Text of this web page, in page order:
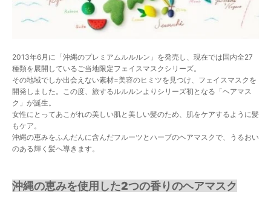
2013年6月に「沖縄のプレミアムルルルン」を発売し、現在では国内全27
種類を展開しているご当地限定フェイスマスクシリーズ。
その地域でしか出会えない素材=美容のヒミツを見つけ、フェイスマスクを
開発しました。この度、旅するルルルンよりシリーズ初となる「ヘアマス
ク」が誕生。
女性にとってあこがれの美しい肌と美しい髪のため、肌をケアするように髪
もケア。
沖縄の恵みをふんだんに含んだフルーツとハーブのヘアマスクで、うるおい
のある輝く髪へ導きます。
沖縄の恵みを使用した2つの香りのヘアマスク